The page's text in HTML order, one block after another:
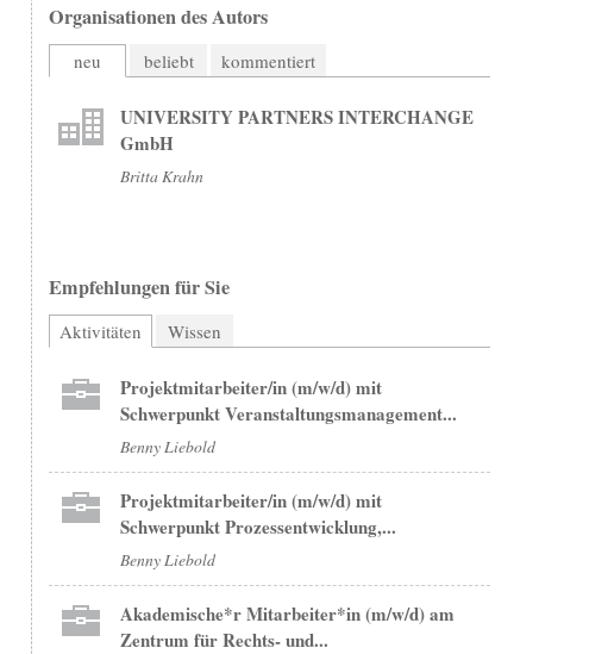
Organisationen des Autors
neu beliebt kommentiert
UNIVERSITY PARTNERS INTERCHANGE
GmbH
Britta Krahn
Empfehlungen für Sie
Aktivitäten (aktiver Reiter)
Wissen
Projektmitarbeiter/in (m/w/d) mit
Schwerpunkt Veranstaltungsmanagement...
Benny Liebold
Projektmitarbeiter/in (m/w/d) mit
Schwerpunkt Prozessentwicklung,...
Benny Liebold
Akademische*r Mitarbeiter*in (m/w/d) am
Zentrum für Rechts- und...